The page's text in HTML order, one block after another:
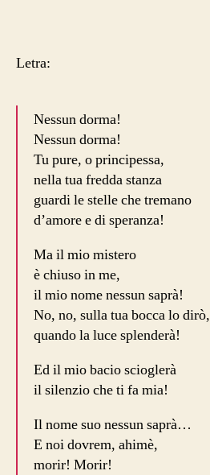
Letra:
Nessun dorma!
Nessun dorma!
Tu pure, o principessa,
nella tua fredda stanza
guardi le stelle che tremano
d’amore e di speranza!
Ma il mio mistero
è chiuso in me,
il mio nome nessun saprà!
No, no, sulla tua bocca lo dirò,
quando la luce splenderà!
Ed il mio bacio scioglerà
il silenzio che ti fa mia!
Il nome suo nessun saprà…
E noi dovrem, ahimè,
morir! Morir!